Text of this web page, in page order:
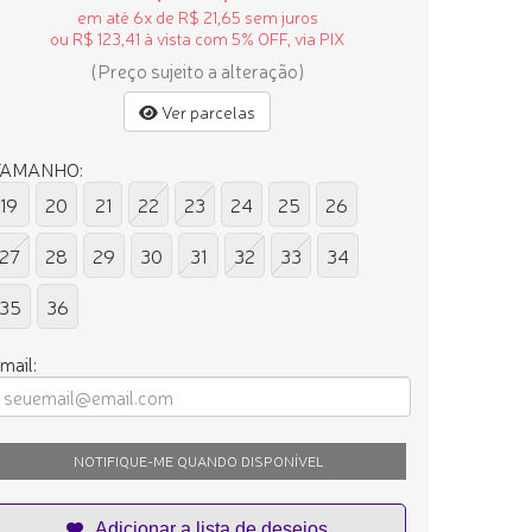
em até 6x de R$ 21,65 sem juros
ou R$ 123,41 à vista com 5% OFF, via PIX
(Preço sujeito a alteração)
Ver parcelas
19
20 21 22 23 24 25
26
27
28 29 30 31 32 33
34
35
36
NOTIFIQUE-ME QUANDO DISPONÍVEL